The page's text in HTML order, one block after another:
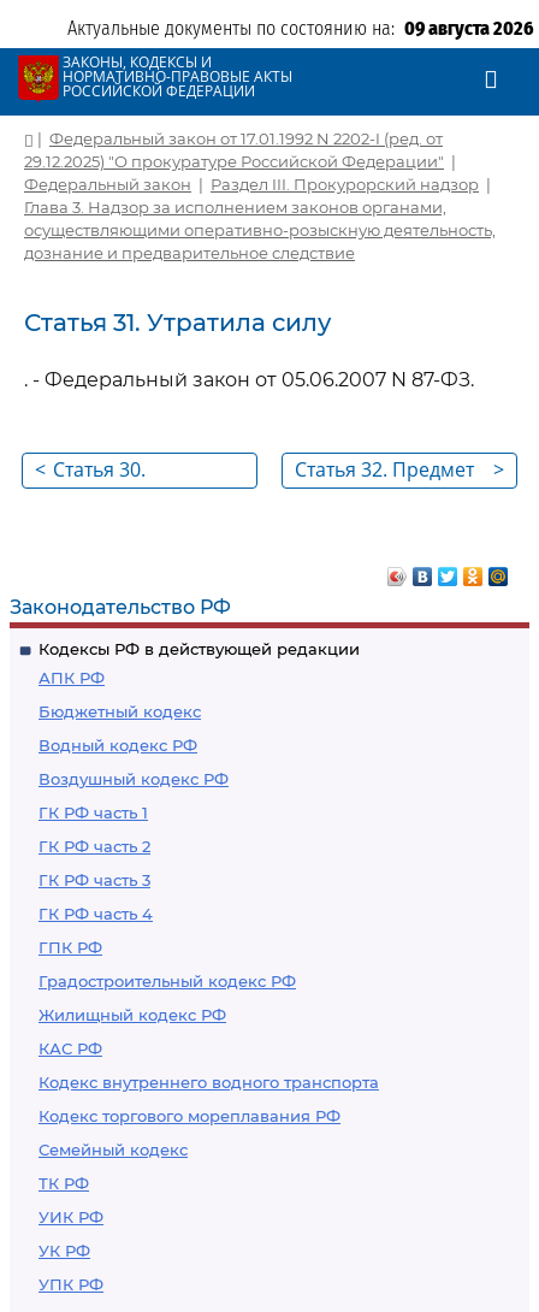
Актуальные документы по состоянию на: 09 августа 2026
ЗАКОНЫ, КОДЕКСЫ И
НОРМАТИВНО-ПРАВОВЫЕ АКТЫ
РОССИЙСКОЙ ФЕДЕРАЦИИ
Законодательство РФ
Кодексы РФ в действующей редакции
АПК РФ
Бюджетный кодекс
Водный кодекс РФ
Воздушный кодекс РФ
ГК РФ часть 1
ГК РФ часть 2
ГК РФ часть 3
ГК РФ часть 4
ГПК РФ
Градостроительный кодекс РФ
Жилищный кодекс РФ
КАС РФ
Кодекс внутреннего водного транспорта
Кодекс торгового мореплавания РФ
Семейный кодекс
ТК РФ
УИК РФ
УК РФ
УПК РФ
| Федеральный закон от 17.01.1992 N 2202-I (ред. от
29.12.2025) "О прокуратуре Российской Федерации" |
Федеральный закон | Раздел III. Прокурорский надзор |
Глава 3. Надзор за исполнением законов органами,
осуществляющими оперативно-розыскную деятельность,
дознание и предварительное следствие
Статья 31. Утратила силу
. - Федеральный закон от 05.06.2007 N 87-ФЗ.
< Статья 30.
>
Статья 32. Предмет